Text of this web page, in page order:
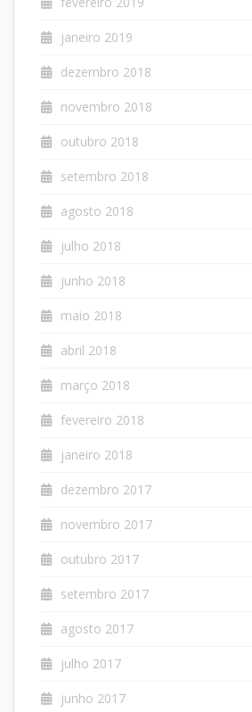
janeiro 2019
dezembro 2018
novembro 2018
outubro 2018
setembro 2018
agosto 2018
julho 2018
junho 2018
maio 2018
abril 2018
março 2018
fevereiro 2018
janeiro 2018
dezembro 2017
novembro 2017
outubro 2017
setembro 2017
agosto 2017
julho 2017
junho 2017